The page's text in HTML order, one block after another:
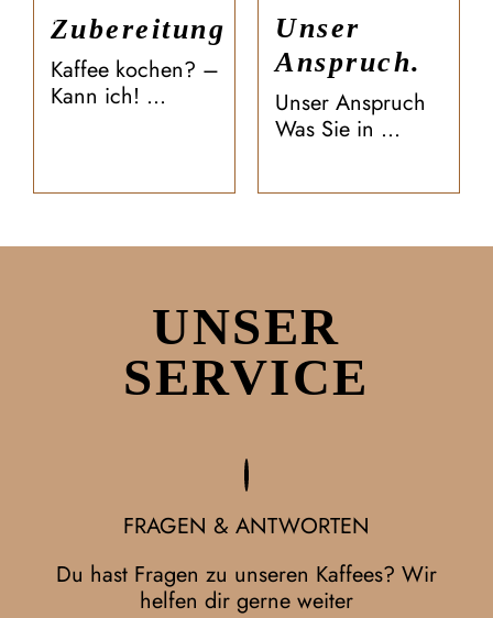
Zubereitung
Kaffee kochen? –
Kann ich! ...
Unser
Anspruch.
Unser Anspruch
Was Sie in ...
UNSER
SERVICE
FRAGEN & ANTWORTEN
Du hast Fragen zu unseren Kaffees? Wir
helfen dir gerne weiter